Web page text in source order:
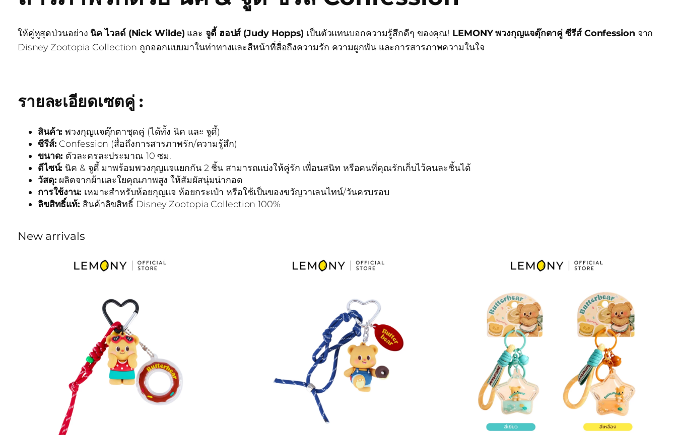
ให้คู่หูสุดป่วนอย่าง นิค ไวลด์ (Nick Wilde) และ จูดี้ ฮอปส์ (Judy Hopps) เป็นตัวแทนบอกความรู้สึกดีๆ ของคุณ! LEMONY พวงกุญแจตุ๊กตาคู่ ซีรีส์ Confession จาก
Disney Zootopia Collection ถูกออกแบบมาในท่าทางและสีหน้าที่สื่อถึงความรัก ความผูกพัน และการสารภาพความในใจ
รายละเอียดเซตคู่ :
สินค้า: พวงกุญแจตุ๊กตาชุดคู่ (ได้ทั้ง นิค และ จูดี้)
ซีรีส์: Confession (สื่อถึงการสารภาพรัก/ความรู้สึก)
ขนาด: ตัวละครละประมาณ 10 ซม.
ดีไซน์: นิค & จูดี้ มาพร้อมพวงกุญแจแยกกัน 2 ชิ้น สามารถแบ่งให้คู่รัก เพื่อนสนิท หรือคนที่คุณรักเก็บไว้คนละชิ้นได้
วัสดุ: ผลิตจากผ้าและใยคุณภาพสูง ให้สัมผัสนุ่มน่ากอด
การใช้งาน: เหมาะสำหรับห้อยกุญแจ ห้อยกระเป๋า หรือใช้เป็นของขวัญวาเลนไทน์/วันครบรอบ
ลิขสิทธิ์แท้: สินค้าลิขสิทธิ์ Disney Zootopia Collection 100%
New arrivals